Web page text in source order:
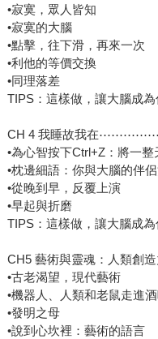
•寂寞，眾人皆知
•寂寞的大腦
•點擊，往下滑，再來一次
•利他的等價交換
•同理落差
TIPS：這樣做，讓大腦
CH 4 我睡故我在
•為心智按下Ctrl+Z：將一整
•枕邊細語：你與大腦的伴
•從晚到早，反覆上演
•早起與折磨
TIPS：這樣做，讓大腦
CH5 藝術與靈魂：人類
•古老渴望，現代藝術
•機器人、人類和老鼠走進
•發明之母
•說到心坎裡：藝術的語言